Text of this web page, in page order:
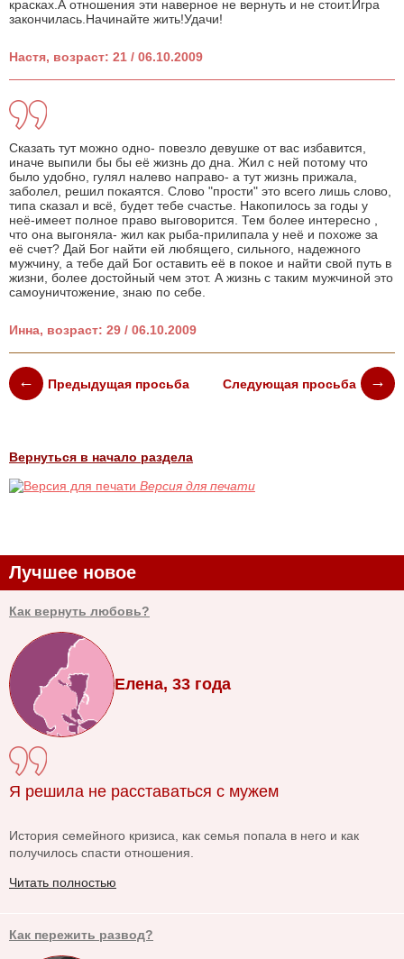
красках.А отношения эти наверное не вернуть и не стоит.Игра
закончилась.Начинайте жить!Удачи!
Настя, возраст: 21 / 06.10.2009
Сказать тут можно одно- повезло девушке от вас избавится,
иначе выпили бы бы её жизнь до дна. Жил с ней потому что
было удобно, гулял налево направо- а тут жизнь прижала,
заболел, решил покаятся. Слово "прости" это всего лишь слово,
типа сказал и всё, будет тебе счастье. Накопилось за годы у
неё-имеет полное право выговорится. Тем более интересно ,
что она выгоняла- жил как рыба-прилипала у неё и похоже за
её счет? Дай Бог найти ей любящего, сильного, надежного
мужчину, а тебе дай Бог оставить её в покое и найти свой путь в
жизни, более достойный чем этот. А жизнь с таким мужчиной это
самоуничтожение, знаю по себе.
Инна, возраст: 29 / 06.10.2009
Предыдущая просьба Следующая просьба
Вернуться в начало раздела
Версия для печати
Лучшее новое
Как вернуть любовь?
Елена, 33 года
Я решила не расставаться с мужем
История семейного кризиса, как семья попала в него и как
получилось спасти отношения.
Читать полностью
Как пережить развод?